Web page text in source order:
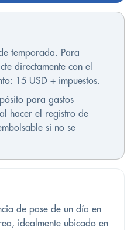
temporada. Para
directamente con el
15 USD + impuestos.
para gastos
hacer el registro de
si no se
de pase de un día en
idealmente ubicado en